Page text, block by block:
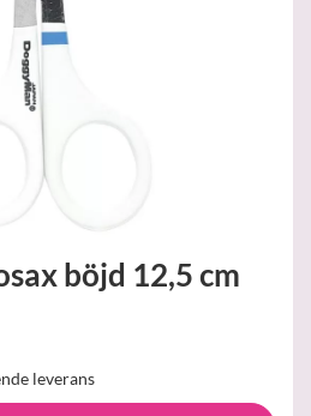
böjd 12,5 cm
leverans